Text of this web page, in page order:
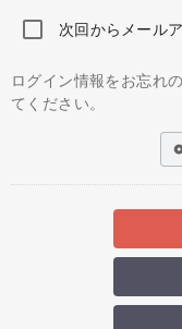
次回からメール
ログイン情報をお忘れ
てください。